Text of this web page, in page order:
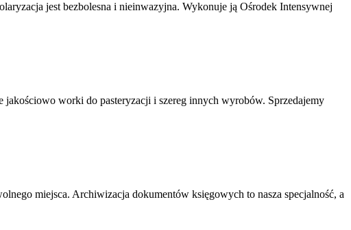
jest bezbolesna i nieinwazyjna. Wykonuje ją Ośrodek Intensywnej
worki do pasteryzacji i szereg innych wyrobów. Sprzedajemy
miejsca. Archiwizacja dokumentów księgowych to nasza specjalność, a